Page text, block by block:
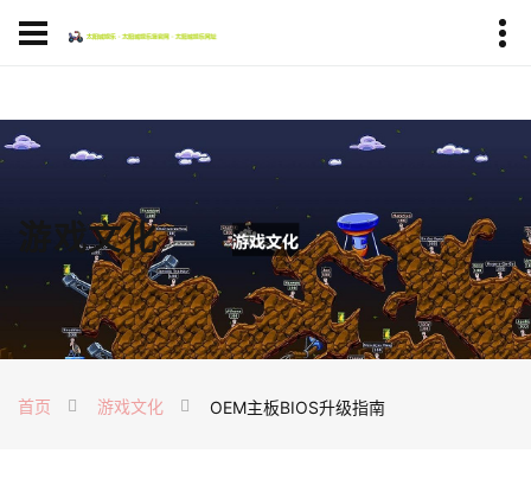
千赢国际·(中国区)有限公司官网
游戏文化
首页 游戏文化 OEM主板BIOS升级指南